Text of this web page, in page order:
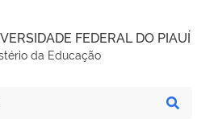
FEDERAL DO PIAUÍ
da Educação